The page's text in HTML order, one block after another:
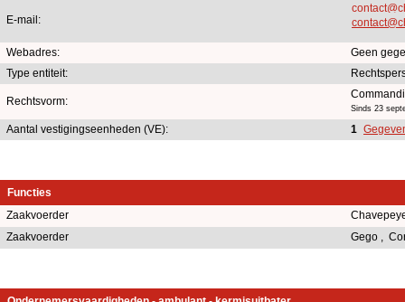
E-mail:
Webadres:
Geen
Type entiteit:
Rechtsvorm:
Sinds 23
Aantal vestigingseenheden (VE): 1
Functies
Zaakvoerder
Zaakvoerder
Gego ,